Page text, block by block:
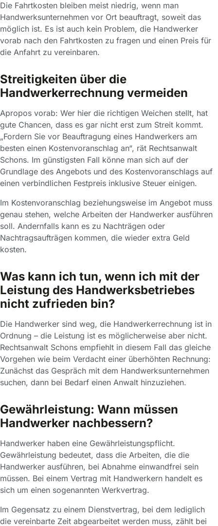
Die Fahrtkosten bleiben meist niedrig, wenn man
Handwerksunternehmen vor Ort beauftragt, soweit das
möglich ist. Es ist auch kein Problem, die Handwerker
vorab nach den Fahrtkosten zu fragen und einen Preis für
die Anfahrt zu vereinbaren.
Streitigkeiten über die
Handwerkerrechnung vermeiden
Apropos vorab: Wer hier die richtigen Weichen stellt, hat
gute Chancen, dass es gar nicht erst zum Streit kommt.
„Fordern Sie vor Beauftragung eines Handwerkers am
besten einen Kostenvoranschlag an“, rät Rechtsanwalt
Schons. Im günstigsten Fall könne man sich auf der
Grundlage des Angebots und des Kostenvoranschlags auf
einen verbindlichen Festpreis inklusive Steuer einigen.
Im Kostenvoranschlag beziehungsweise im Angebot muss
genau stehen, welche Arbeiten der Handwerker ausführen
soll. Andernfalls kann es zu Nachträgen oder
Nachtragsaufträgen kommen, die wieder extra Geld
kosten.
Was kann ich tun, wenn ich mit der
Leistung des Handwerksbetriebes
nicht zufrieden bin?
Die Handwerker sind weg, die Handwerkerrechnung ist in
Ordnung – die Leistung ist es möglicherweise aber nicht.
Rechtsanwalt Schons empfiehlt in diesem Fall das gleiche
Vorgehen wie beim Verdacht einer überhöhten Rechnung:
Zunächst das Gespräch mit dem Handwerksunternehmen
suchen, dann bei Bedarf einen Anwalt hinzuziehen.
Gewährleistung: Wann müssen
Handwerker nachbessern?
Handwerker haben eine Gewährleistungspflicht.
Gewährleistung bedeutet, dass die Arbeiten, die die
Handwerker ausführen, bei Abnahme einwandfrei sein
müssen. Bei einem Vertrag mit Handwerkern handelt es
sich um einen sogenannten Werkvertrag.
Im Gegensatz zu einem Dienstvertrag, bei dem lediglich
die vereinbarte Zeit abgearbeitet werden muss, zählt bei